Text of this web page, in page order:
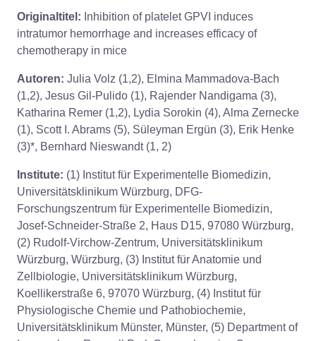
Originaltitel: Inhibition of platelet GPVI induces
intratumor hemorrhage and increases efficacy of
chemotherapy in mice
Autoren: Julia Volz (1,2), Elmina Mammadova-Bach
(1,2), Jesus Gil-Pulido (1), Rajender Nandigama (3),
Katharina Remer (1,2), Lydia Sorokin (4), Alma Zernecke
(1), Scott I. Abrams (5), Süleyman Ergün (3), Erik Henke
(3)*, Bernhard Nieswandt (1, 2)
Institute: (1) Institut für Experimentelle Biomedizin,
Universitätsklinikum Würzburg, DFG-
Forschungszentrum für Experimentelle Biomedizin,
Josef-Schneider-Straße 2, Haus D15, 97080 Würzburg,
(2) Rudolf-Virchow-Zentrum, Universitätsklinikum
Würzburg, Würzburg, (3) Institut für Anatomie und
Zellbiologie, Universitätsklinikum Würzburg,
Koellikerstraße 6, 97070 Würzburg, (4) Institut für
Physiologische Chemie und Pathobiochemie,
Universitätsklinikum Münster, Münster, (5) Department of